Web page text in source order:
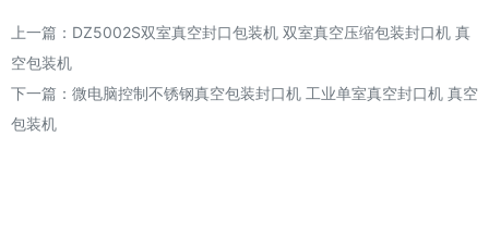
上一篇： DZ5002S双室真空封口包装机 双室真空压缩包装封口机 真
空包装机
下一篇： 微电脑控制不锈钢真空包装封口机 工业单室真空封口机 真空
包装机